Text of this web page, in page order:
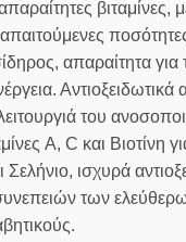
βιταμίνες,
απαιτούμενες
απαραίτητα για
Αντιοξειδωτικά
του
A, C και Βιοτίνη
Σελήνιο, ισχυρά
των